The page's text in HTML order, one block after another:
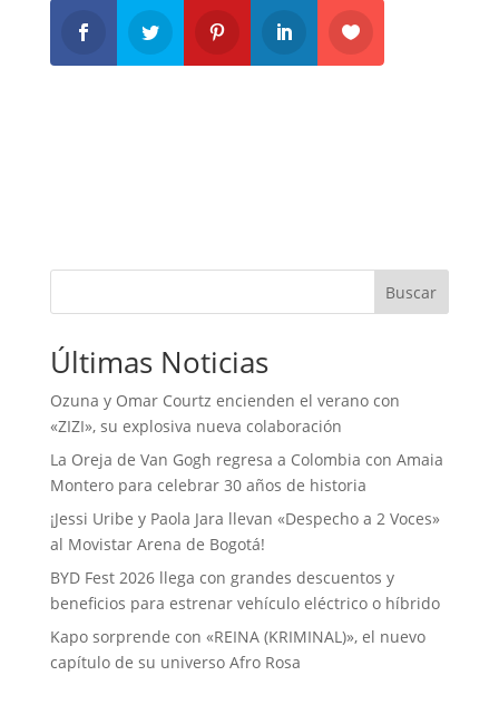
Buscar
Últimas Noticias
Ozuna y Omar Courtz encienden el verano con
«ZIZI», su explosiva nueva colaboración
La Oreja de Van Gogh regresa a Colombia con Amaia
Montero para celebrar 30 años de historia
¡Jessi Uribe y Paola Jara llevan «Despecho a 2 Voces»
al Movistar Arena de Bogotá!
BYD Fest 2026 llega con grandes descuentos y
beneficios para estrenar vehículo eléctrico o híbrido
Kapo sorprende con «REINA (KRIMINAL)», el nuevo
capítulo de su universo Afro Rosa